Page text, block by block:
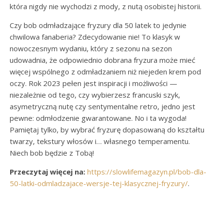
która nigdy nie wychodzi z mody, z nutą osobistej historii.
Czy bob odmładzające fryzury dla 50 latek to jedynie
chwilowa fanaberia? Zdecydowanie nie! To klasyk w
nowoczesnym wydaniu, który z sezonu na sezon
udowadnia, że odpowiednio dobrana fryzura może mieć
więcej wspólnego z odmładzaniem niż niejeden krem pod
oczy. Rok 2023 pełen jest inspiracji i możliwości —
niezależnie od tego, czy wybierzesz francuski szyk,
asymetryczną nutę czy sentymentalne retro, jedno jest
pewne: odmłodzenie gwarantowane. No i ta wygoda!
Pamiętaj tylko, by wybrać fryzurę dopasowaną do kształtu
twarzy, tekstury włosów i… własnego temperamentu.
Niech bob będzie z Tobą!
Przeczytaj więcej na: https://slowlifemagazyn.pl/bob-dla-
50-latki-odmladzajace-wersje-tej-klasycznej-fryzury/.